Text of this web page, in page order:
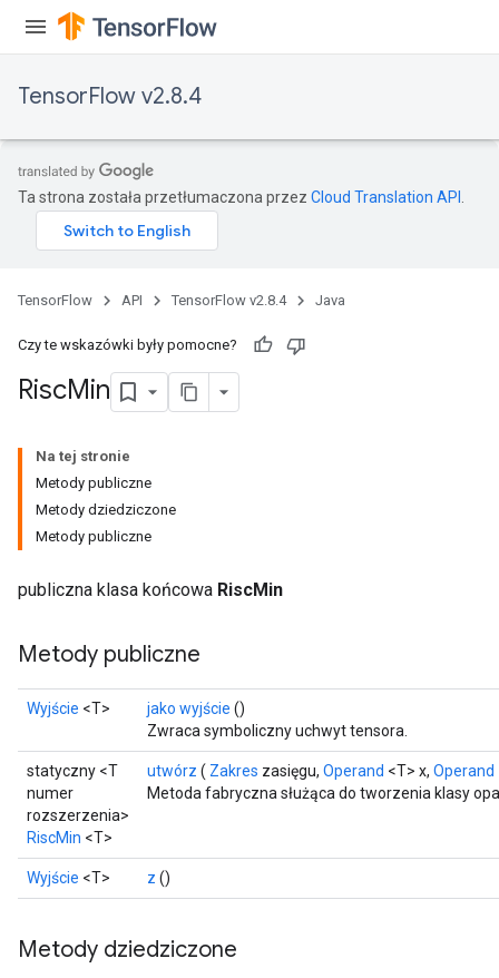
TensorFlow v2.8.4
Ta strona została przetłumaczona przez Cloud Translation API
TensorFlow API TensorFlow v2.8.4 Java
Czy te wskazówki były pomocne?
RiscMin
Na tej stronie
Metody publiczne
Metody dziedziczone
Metody publiczne
publiczna klasa końcowa RiscMin
Metody publiczne
Wyjście <T> jako wyjście ()
Zwraca symboliczny uchwyt tensora.
statyczny <T
numer
rozszerzenia>
RiscMin <T>
utwórz ( Zakres zasięgu, Operand <T> x, Operand
Metoda fabryczna służąca do tworzenia klasy
Wyjście <T> z ()
Metody dziedziczone